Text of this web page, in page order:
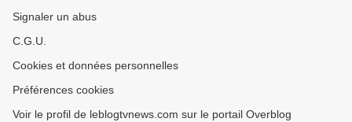
Signaler un abus
C.G.U.
Cookies et données personnelles
Préférences cookies
Voir le profil de leblogtvnews.com sur le portail Overblog